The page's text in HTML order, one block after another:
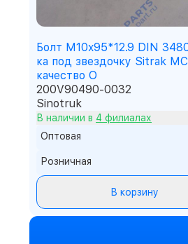
Болт M10x95*12.9 DIN
ка под звездочку Sitrak
качество О
200V90490-0032
Sinotruk
В наличии в 4 филиалах
Оптовая
Розничная
В корзину